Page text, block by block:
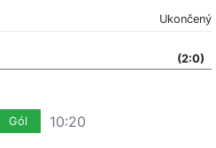
Ukončený
(2:0)
Gól 10:20